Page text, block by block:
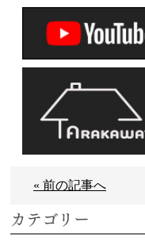
« 前の記事へ
カテゴリー